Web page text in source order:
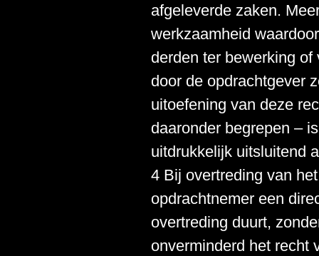
afgeleverde zaken.
werkzaamheid
derden ter bewerking
door de opdrachtgever
uitoefening van deze
daaronder begrepen –
uitdrukkelijk uitsluitend
4 Bij overtreding van
opdrachtnemer een
overtreding duurt,
onverminderd het recht